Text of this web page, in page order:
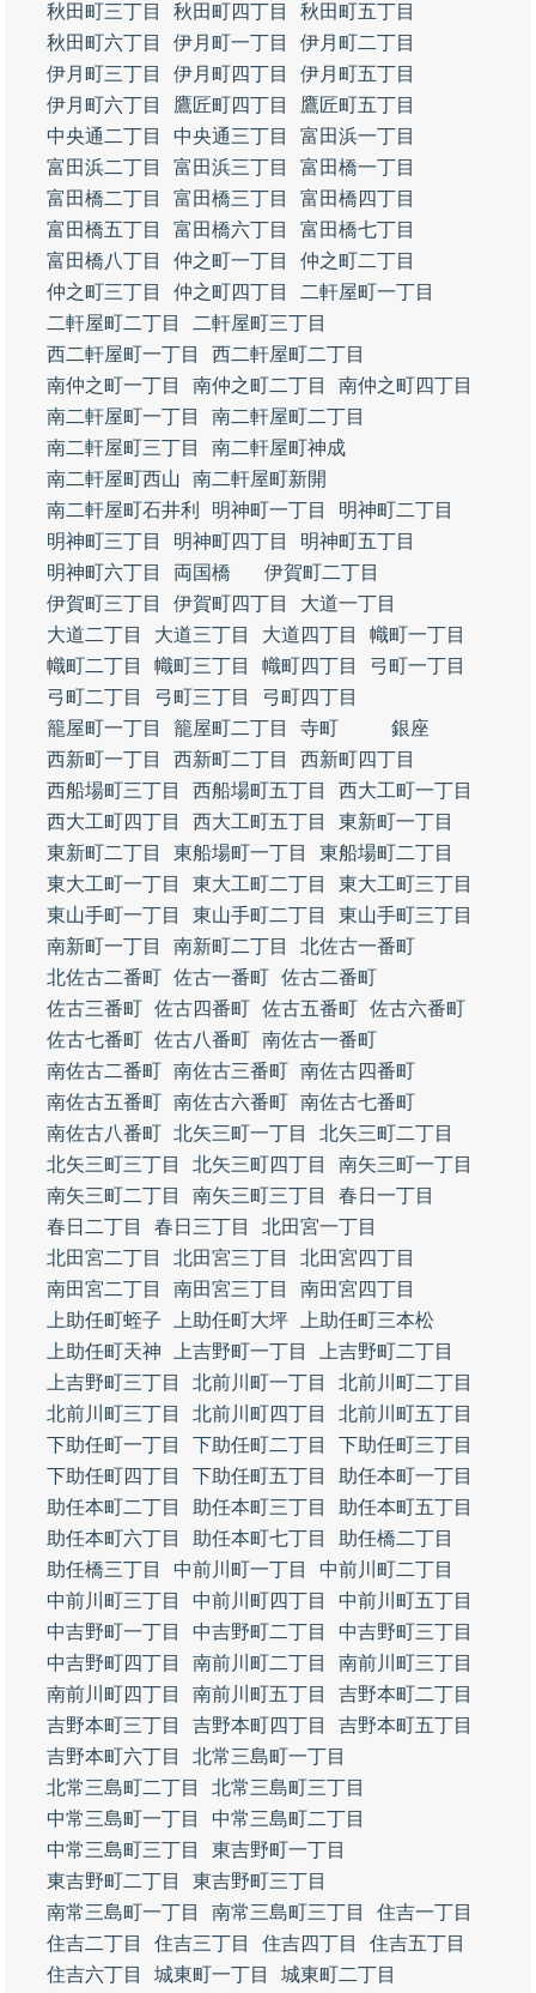
秋田町三丁目
秋田町四丁目
秋田町五丁目
秋田町六丁目
伊月町一丁目
伊月町二丁目
伊月町三丁目
伊月町四丁目
伊月町五丁目
伊月町六丁目
鷹匠町四丁目
鷹匠町五丁目
中央通二丁目
中央通三丁目
富田浜一丁目
富田浜二丁目
富田浜三丁目
富田橋一丁目
富田橋二丁目
富田橋三丁目
富田橋四丁目
富田橋五丁目
富田橋六丁目
富田橋七丁目
富田橋八丁目
仲之町一丁目
仲之町二丁目
仲之町三丁目
仲之町四丁目
二軒屋町一丁目
二軒屋町二丁目
二軒屋町三丁目
西二軒屋町一丁目
西二軒屋町二丁目
南仲之町一丁目
南仲之町二丁目
南仲之町四丁目
南二軒屋町一丁目
南二軒屋町二丁目
南二軒屋町三丁目
南二軒屋町神成
南二軒屋町西山
南二軒屋町新開
南二軒屋町石井利
明神町一丁目
明神町二丁目
明神町三丁目
明神町四丁目
明神町五丁目
明神町六丁目
両国橋
伊賀町二丁目
伊賀町三丁目
伊賀町四丁目
大道一丁目
大道二丁目
大道三丁目 大道四丁目
幟町一丁目
幟町二丁目
幟町三丁目 幟町四丁目
弓町一丁目
弓町二丁目
弓町三丁目
弓町四丁目
籠屋町一丁目
籠屋町二丁目 寺町
銀座
西新町一丁目
西新町二丁目
西新町四丁目
西船場町三丁目
西船場町五丁目
西大工町一丁目
西大工町四丁目
西大工町五丁目
東新町一丁目
東新町二丁目
東船場町一丁目
東船場町二丁目
東大工町一丁目
東大工町二丁目
東大工町三丁目
東山手町一丁目
東山手町二丁目
東山手町三丁目
南新町一丁目
南新町二丁目
北佐古一番町
北佐古二番町 佐古一番町 佐古二番町
佐古三番町 佐古四番町 佐古五番町 佐古六番町
佐古七番町 佐古八番町 南佐古一番町
南佐古二番町 南佐古三番町 南佐古四番町
南佐古五番町 南佐古六番町 南佐古七番町
南佐古八番町 北矢三町一丁目
北矢三町二丁目
北矢三町三丁目
北矢三町四丁目
南矢三町一丁目
南矢三町二丁目
南矢三町三丁目
春日一丁目
春日二丁目
春日三丁目
北田宮一丁目
北田宮二丁目
北田宮三丁目
北田宮四丁目
南田宮二丁目
南田宮三丁目
南田宮四丁目
上助任町蛭子
上助任町大坪
上助任町三本松
上助任町天神
上吉野町一丁目
上吉野町二丁目
上吉野町三丁目
北前川町一丁目
北前川町二丁目
北前川町三丁目
北前川町四丁目
北前川町五丁目
下助任町一丁目
下助任町二丁目
下助任町三丁目
下助任町四丁目
下助任町五丁目
助任本町一丁目
助任本町二丁目
助任本町三丁目
助任本町五丁目
助任本町六丁目
助任本町七丁目
助任橋二丁目
助任橋三丁目
中前川町一丁目
中前川町二丁目
中前川町三丁目
中前川町四丁目
中前川町五丁目
中吉野町一丁目
中吉野町二丁目
中吉野町三丁目
中吉野町四丁目
南前川町二丁目
南前川町三丁目
南前川町四丁目
南前川町五丁目
吉野本町二丁目
吉野本町三丁目
吉野本町四丁目
吉野本町五丁目
吉野本町六丁目
北常三島町一丁目
北常三島町二丁目
北常三島町三丁目
中常三島町一丁目
中常三島町二丁目
中常三島町三丁目
東吉野町一丁目
東吉野町二丁目
東吉野町三丁目
南常三島町一丁目
南常三島町三丁目
住吉一丁目
住吉二丁目
住吉三丁目 住吉四丁目
住吉五丁目
住吉六丁目
城東町一丁目 城東町二丁目